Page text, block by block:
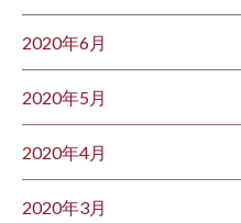
2020年6月
2020年5月
2020年4月
2020年3月